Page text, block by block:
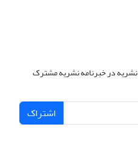
نشریه در خبرنامه نشریه مشترک
اشتراک